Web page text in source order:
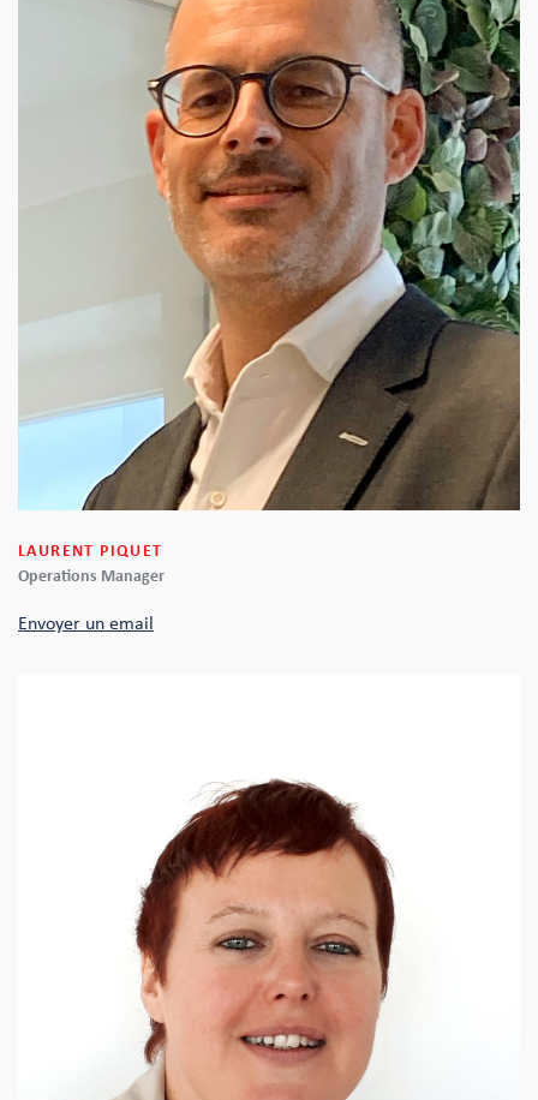
LAURENT PIQUET
Operations Manager
Envoyer un email